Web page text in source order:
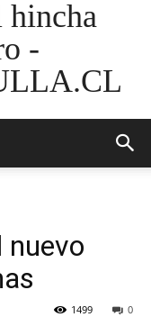
-
nuevo
0
1499